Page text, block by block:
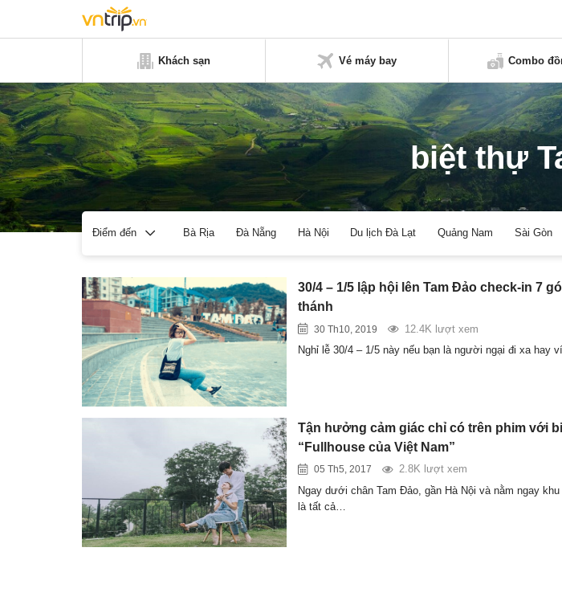
Khách sạn Vé máy bay Combo
biệt thự
Điểm đến Bà Rịa Đà Nẵng Hà Nội Du lịch Đà Lạt Quảng Nam Sài Gòn
30/4 – 1/5 lập hội lên Tam Đảo check-in 7
thánh
30 Th10, 2019
12.4K lượt xem
Nghỉ lễ 30/4 – 1/5 này nếu bạn là người ngại đi xa hay
Tận hưởng cảm giác chỉ có trên phim với
“Fullhouse của Việt Nam”
05 Th5, 2017
2.8K lượt xem
Ngay dưới chân Tam Đảo, gần Hà Nội và nằm ngay
là tất cả…